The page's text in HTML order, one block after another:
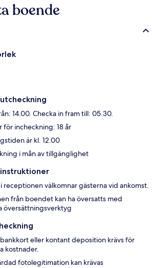
boende
14.00. Checka in fram till: 05.30.
för incheckning: 18 år
är kl. 12.00
i mån av tillgänglighet
receptionen välkomnar gästerna vid ankomst.
från boendet kan ha översatts med
översättningsverktyg
eller kontant deposition krävs för
kostnader.
fotolegitimation kan krävas